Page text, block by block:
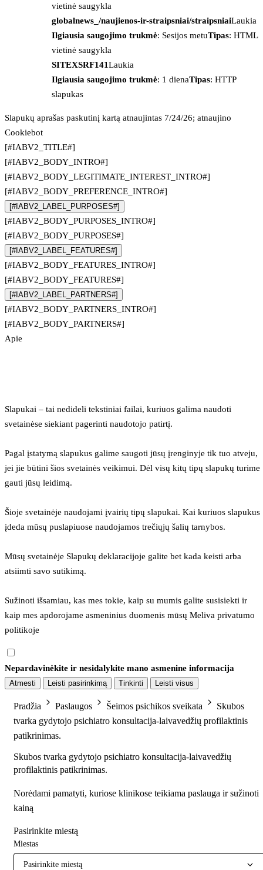
vietinė saugykla
globalnews_/naujienos-ir-straipsniai/straipsniaiLaukia
Ilgiausia saugojimo trukmė: Sesijos metuTipas: HTML
vietinė saugykla
SITEXSRF141Laukia
Ilgiausia saugojimo trukmė: 1 dienaTipas: HTTP
slapukas
Slapukų aprašas paskutinį kartą atnaujintas 7/24/26; atnaujino
Cookiebot
[#IABV2_TITLE#]
[#IABV2_BODY_INTRO#]
[#IABV2_BODY_LEGITIMATE_INTEREST_INTRO#]
[#IABV2_BODY_PREFERENCE_INTRO#]
[#IABV2_LABEL_PURPOSES#]
[#IABV2_BODY_PURPOSES_INTRO#]
[#IABV2_BODY_PURPOSES#]
[#IABV2_LABEL_FEATURES#]
[#IABV2_BODY_FEATURES_INTRO#]
[#IABV2_BODY_FEATURES#]
[#IABV2_LABEL_PARTNERS#]
[#IABV2_BODY_PARTNERS_INTRO#]
[#IABV2_BODY_PARTNERS#]
Apie
Slapukai – tai nedideli tekstiniai failai, kuriuos galima naudoti
svetainėse siekiant pagerinti naudotojo patirtį.
Pagal įstatymą slapukus galime saugoti jūsų įrenginyje tik tuo atveju,
jei jie būtini šios svetainės veikimui. Dėl visų kitų tipų slapukų turime
gauti jūsų leidimą.
Šioje svetainėje naudojami įvairių tipų slapukai. Kai kuriuos slapukus
įdeda mūsų puslapiuose naudojamos trečiųjų šalių tarnybos.
Mūsų svetainėje Slapukų deklaracijoje galite bet kada keisti arba
atsiimti savo sutikimą.
Sužinoti išsamiau, kas mes tokie, kaip su mumis galite susisiekti ir
kaip mes apdorojame asmeninius duomenis mūsų Meliva privatumo
politikoje
Nepardavinėkite ir nesidalykite mano asmenine informacija
Atmesti Leisti pasirinkimą Tinkinti Leisti visus
Pradžia Paslaugos Šeimos psichikos sveikata
Skubos
tvarka gydytojo psichiatro konsultacija-laivavedžių profilaktinis
patikrinimas.
Skubos tvarka gydytojo psichiatro konsultacija-laivavedžių
profilaktinis patikrinimas.
Norėdami pamatyti, kuriose klinikose teikiama paslauga ir sužinoti
kainą
Pasirinkite miestą
Miestas
Pasirinkite miestą